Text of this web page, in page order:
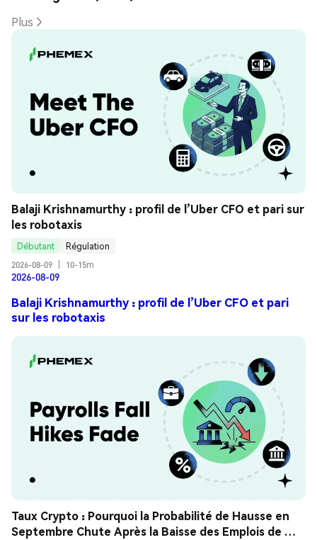
Plus
Balaji Krishnamurthy : profil de l’Uber CFO et pari sur
les robotaxis
Débutant
Régulation
2026-08-09
10-15m
2026-08-09
Balaji Krishnamurthy : profil de l’Uber CFO et pari
sur les robotaxis
Taux Crypto : Pourquoi la Probabilité de Hausse en
Septembre Chute Après la Baisse des Emplois de